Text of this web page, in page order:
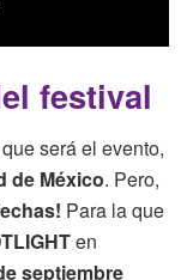
festival
será el evento,
de México. Pero,
Para la que
en
septiembre